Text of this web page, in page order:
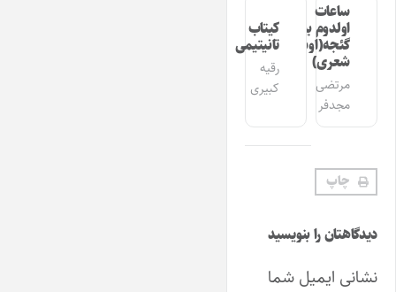
ساعات
اولدوم بیر
گئجه(اوشاق
شعری)
مرتضی
مجدفر
کیتاب
تانیتیمی
رقیه
کبیری
چاپ
دیدگاهتان را بنویسید
نشانی ایمیل شما